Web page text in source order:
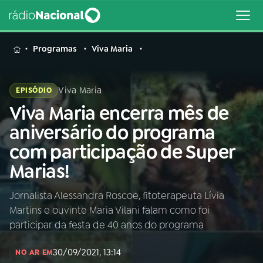
MENU
Buscar
na
Rádio
Nacional
Buscar
AO VIVO
01INÍCIO
02A RÁDIO
Programas Viva Maria
EPISÓDIO Viva Maria
Viva Maria encerra mês de
aniversário do programa
com participação de Super
Marias!
Jornalista Alessandra Roscoe, fitoterapeuta Lívia
Martins e ouvinte Maria Vilani falam como foi
participar da festa de 40 anos do programa
NO AR EM30/09/2021, 13:14